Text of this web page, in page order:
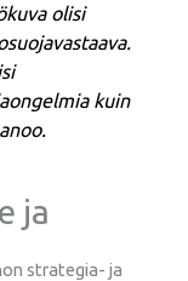
olisi
kuin
ja
strategia- ja